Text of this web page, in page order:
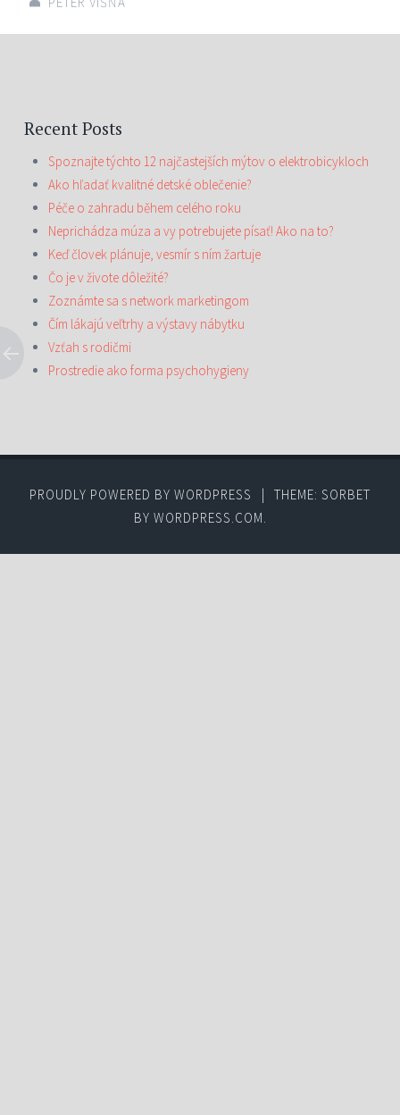
navigation
Recent Posts
Spoznajte týchto 12 najčastejších mýtov o elektrobicykloch
Ako hľadať kvalitné detské oblečenie?
Péče o zahradu během celého roku
Neprichádza múza a vy potrebujete písať! Ako na to?
Keď človek plánuje, vesmír s ním žartuje
Čo je v živote dôležité?
Zoznámte sa s network marketingom
Čím lákajú veľtrhy a výstavy nábytku
Vzťah s rodičmi
Prostredie ako forma psychohygieny
PROUDLY POWERED BY WORDPRESS |
THEME: SORBET
BY WORDPRESS.COM.